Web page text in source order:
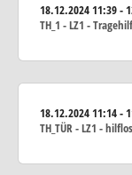
18.12.202411:39 -
TH_1 - LZ1 -
18.12.202411:14 -
TH_TÜR - LZ1 -